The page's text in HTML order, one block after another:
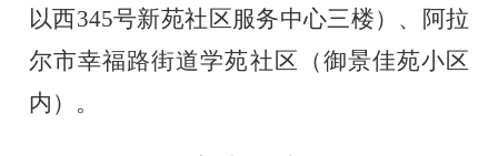
以西345号新苑社区服务中心三楼） 、阿拉
尔市幸福路街道学苑社区（御景佳苑小区
内）。